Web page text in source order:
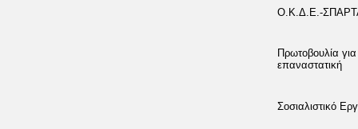
Ο.Κ.Δ.Ε.-
Πρωτοβουλία
επαναστατική
Σοσιαλιστικό